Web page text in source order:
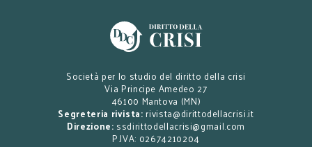
Società per lo studio del diritto della crisi
Via Principe Amedeo 27
46100 Mantova (MN)
Segreteria rivista: rivista@dirittodellacrisi.it
Direzione: ssdirittodellacrisi@gmail.com
P.IVA: 02674210204